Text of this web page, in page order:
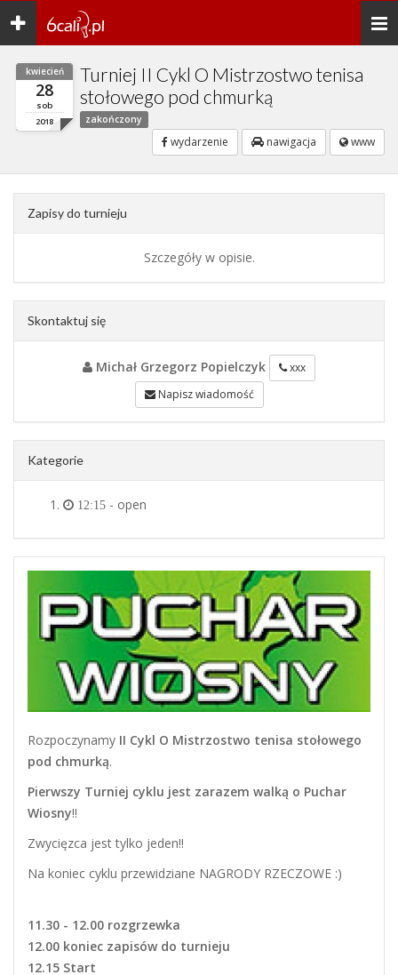
Toggle
navigation
kwiecień
28
sob
2018
Turniej II Cykl O Mistrzostwo tenisa
stołowego pod chmurką
zakończony
wydarzenie nawigacja www
Zapisy do turnieju
Szczegóły w opisie.
Skontaktuj się
Michał Grzegorz Popielczyk
xxx
Napisz wiadomość
Kategorie
12:15 - open
Rozpoczynamy II Cykl O Mistrzostwo tenisa stołowego
pod chmurką.
Pierwszy Turniej cyklu jest zarazem walką o Puchar
Wiosny!!
Zwycięzca jest tylko jeden!!
Na koniec cyklu przewidziane NAGRODY RZECZOWE :)
11.30 - 12.00 rozgrzewka
12.00 koniec zapisów do turnieju
12.15 Start